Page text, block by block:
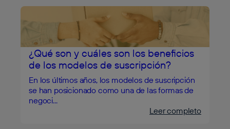
¿Qué son y cuáles son los beneficios
de los modelos de suscripción?
En los últimos años, los modelos de suscripción
se han posicionado como una de las formas de
negoci...
Leer completo